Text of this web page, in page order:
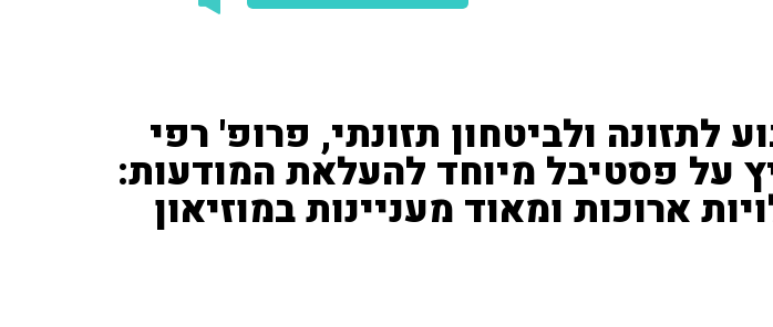
לתזונה ולביטחון תזונתי, פרופ' רפי
על פסטיבל מיוחד להעלאת המודעות:
ארוכות ומאוד מעניינות במוזיאון